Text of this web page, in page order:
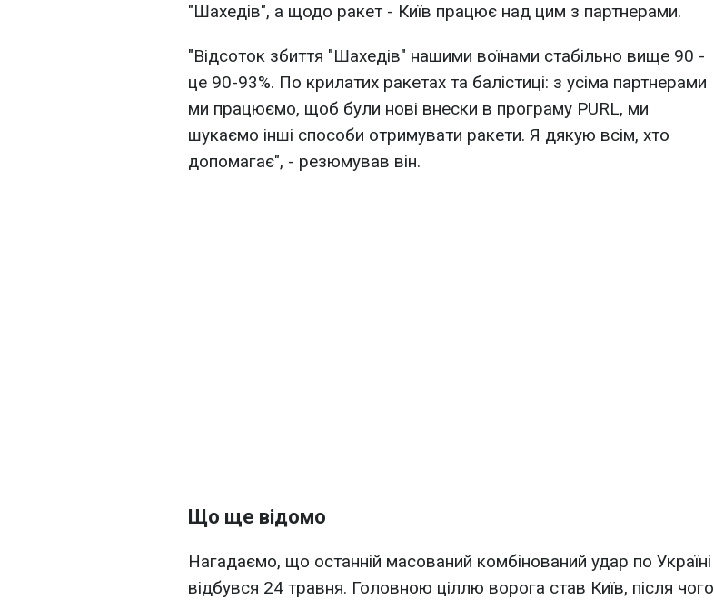
"Шахедів", а щодо ракет - Київ працює над цим з партнерами.
"Відсоток збиття "Шахедів" нашими воїнами стабільно вище 90 -
це 90-93%. По крилатих ракетах та балістиці: з усіма партнерами
ми працюємо, щоб були нові внески в програму PURL, ми
шукаємо інші способи отримувати ракети. Я дякую всім, хто
допомагає", - резюмував він.
Що ще відомо
Нагадаємо, що останній масований комбінований удар по Україні
відбувся 24 травня. Головною ціллю ворога став Київ, після чого